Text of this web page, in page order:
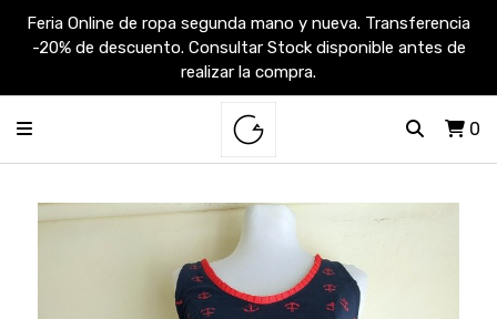
Feria Online de ropa segunda mano y nueva. Transferencia
-20% de descuento. Consultar Stock disponible antes de
realizar la compra.
0